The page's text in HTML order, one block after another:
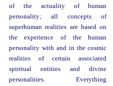
of the actuality of human
personality; all concepts of
superhuman realities are based on
the experience of the human
personality with and in the cosmic
realities of certain associated
spiritual entities and divine
personalities. Everything